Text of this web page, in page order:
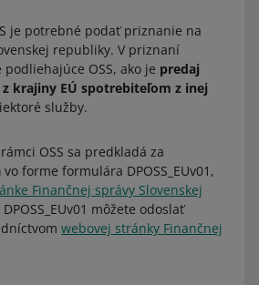
je potrebné podať priznanie na
republiky. V priznaní
OSS, ako je predaj
krajiny EÚ spotrebiteľom z inej
služby.
OSS sa predkladá za
vo forme formulára DPOSS_EUv01,
Finančnej správy Slovenskej
môžete odoslať
webovej stránky Finančnej